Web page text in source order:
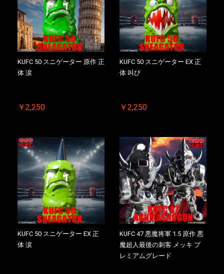
お買い物を続ける カートへ進む
KUFC 50 スニゲーター 原作 正
体 涙
￥2,250
KUFC 50 スニゲーター EX 正
体 叫び
￥2,250
KUFC 50 スニゲーター EX 正
体 涙
KUFC 47 悪魔将軍 1.5 原作 悪
魔超人最後の刺客 メッキ プ
レミアムグレード